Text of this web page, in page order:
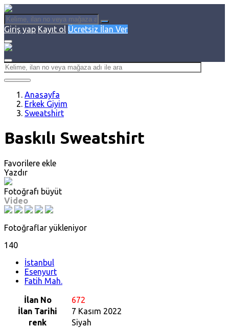
Giriş yap Kayıt ol Ücretsiz İlan Ver
Anasayfa
Erkek Giyim
Sweatshirt
Baskılı Sweatshirt
Favorilere ekle
Yazdır
Fotoğrafı büyüt
Video
Fotoğraflar yükleniyor
140
İstanbul
Esenyurt
Fatih Mah.
İlan No
672
İlan Tarihi
7 Kasım 2022
renk
Siyah